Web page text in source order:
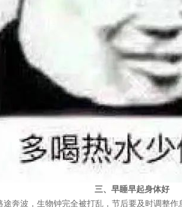
三、 早睡早起身体好
奔波，生物钟完全被打乱，节后要及时调整作